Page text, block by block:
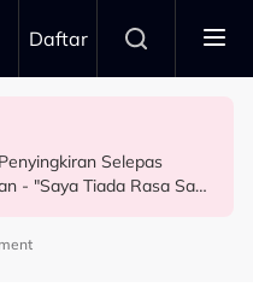
Daftar
Juta Kepada Ibu Bapa
Selepas
- "Saya Tiada Rasa Sakit
Bangkok Sebab
Setaraf
Tengku Sabri Syukur